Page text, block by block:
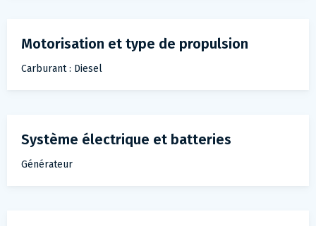
Motorisation et type de propulsion
Carburant : Diesel
Système électrique et batteries
Générateur